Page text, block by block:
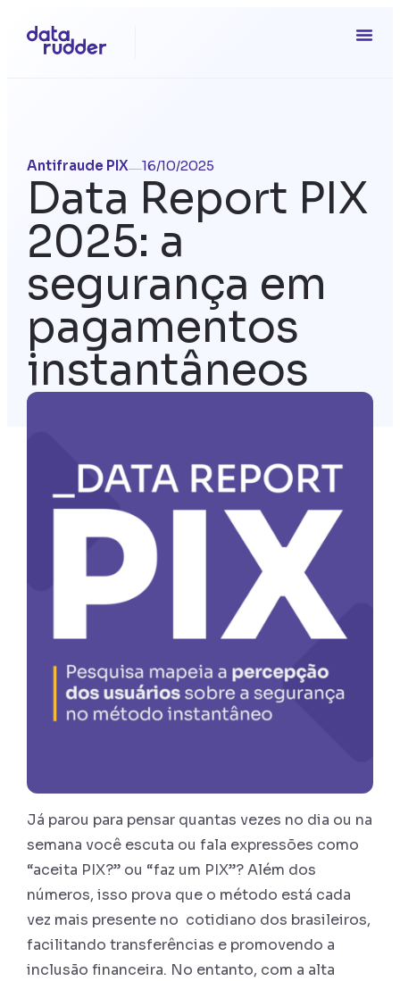
Antifraude PIX 16/10/2025
Data Report PIX
2025: a
segurança em
pagamentos
instantâneos
Já parou para pensar quantas vezes no dia ou na
semana você escuta ou fala expressões como
“aceita PIX?” ou “faz um PIX”? Além dos
números, isso prova que o método está cada
vez mais presente no cotidiano dos brasileiros,
facilitando transferências e promovendo a
inclusão financeira. No entanto, com a alta